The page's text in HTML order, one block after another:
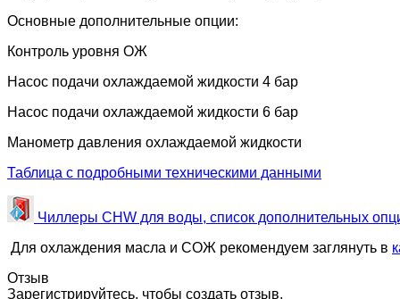
Основные дополнительные опции:
Контроль уровня ОЖ
Насос подачи охлаждаемой жидкости 4 бар
Насос подачи охлаждаемой жидкости 6 бар
Манометр давления охлаждаемой жидкости
Таблица с подробными техническими данными
Чиллеры CHW для воды, список дополнительных
Для охлаждения масла и СОЖ рекомендуем заглянуть в
Отзыв
Зарегистрируйтесь, чтобы создать отзыв.